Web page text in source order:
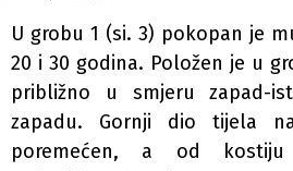
U grobu 1 (si. 3) pokopan je
20 i 30 godina. Položen je u
približno u smjeru zapad-
zapadu. Gornji dio tijela
poremećen, a od kostiju